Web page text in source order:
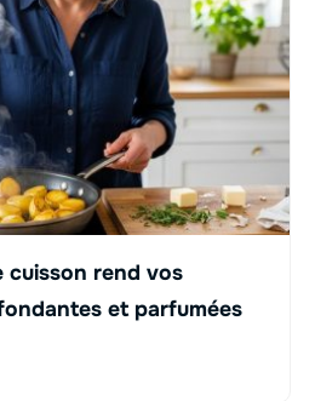
cuisson rend vos
et parfumées